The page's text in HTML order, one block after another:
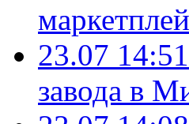
23.07 14:51
завода в